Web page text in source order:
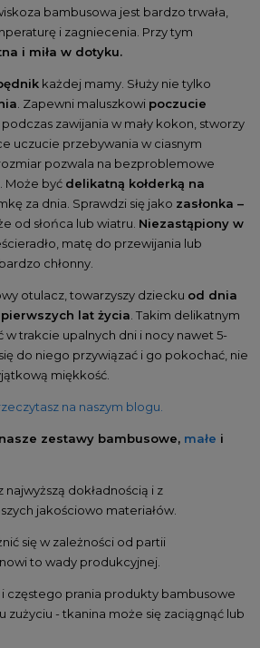
bambusowa jest bardzo trwała,
i zagniecenia. Przy tym
i miła w dotyku.
każdej mamy. Służy nie tylko
. Zapewni maluszkowi poczucie
podczas zawijania w mały kokon, stworzy
uczucie przebywania w ciasnym
pozwala na bezproblemowe
Może być delikatną kołderką na
za dnia. Sprawdzi się jako zasłonka –
od słońca lub wiatru. Niezastąpiony w
matę do przewijania lub
chłonny.
otulacz, towarzyszy dziecku od dnia
lat życia . Takim delikatnym
trakcie upalnych dni i nocy nawet 5-
do niego przywiązać i go pokochać, nie
miękkość.
na naszym blogu.
zestawy bambusowe, małe i
dokładnością i z
jakościowo materiałów.
się w zależności od partii
to wady produkcyjnej.
częstego prania produkty bambusowe
zużyciu - tkanina może się zaciągnąć lub